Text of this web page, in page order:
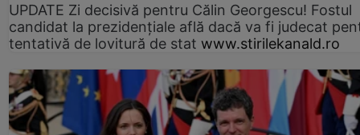
UPDATE Zi decisivă pentru Călin Georgescu! Fostul
candidat la prezidențiale află dacă va fi judecat
tentativă de lovitură de stat www.stirilekanald.ro